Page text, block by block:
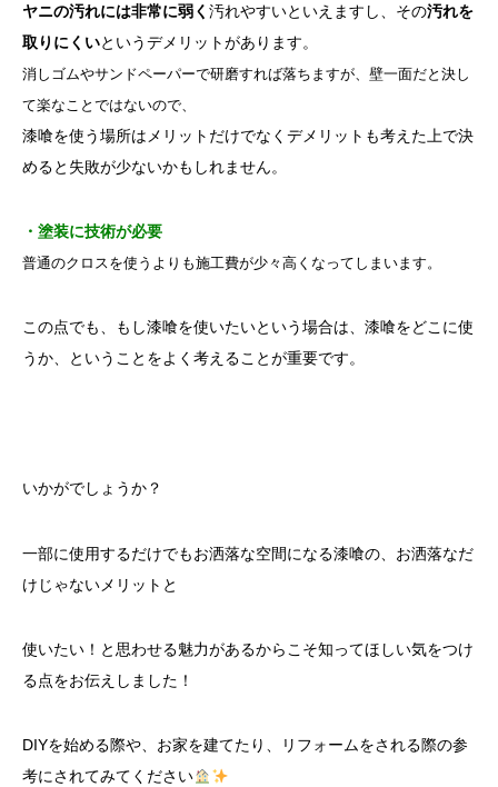
ヤニの汚れには非常に弱く 汚れやすいといえますし、その汚れを
取りにくいというデメリットがあります。
消しゴムやサンドペーパーで研磨すれば落ちますが、壁一面だと決し
て楽なことではないので、
漆喰を使う場所はメリットだけでなくデメリットも考えた上で決
めると失敗が少ないかもしれません。
・塗装に技術が必要
普通のクロスを使うよりも施工費が少々高くなってしまいます。
この点でも、もし漆喰を使いたいという場合は、漆喰をどこに使
うか、ということをよく考えることが重要です。
いかがでしょうか？
一部に使用するだけでもお洒落な空間になる漆喰の、お洒落なだ
けじゃないメリットと
使いたい！と思わせる魅力があるからこそ知ってほしい気をつけ
る点をお伝えしました！
DIYを始める際や、お家を建てたり、リフォームをされる際の参
考にされてみてください